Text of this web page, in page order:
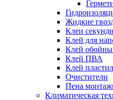
Жидкие
Клеи
Клей для
Клей
Клей ПВА
Клей
Очистители
Пена
Климатическая